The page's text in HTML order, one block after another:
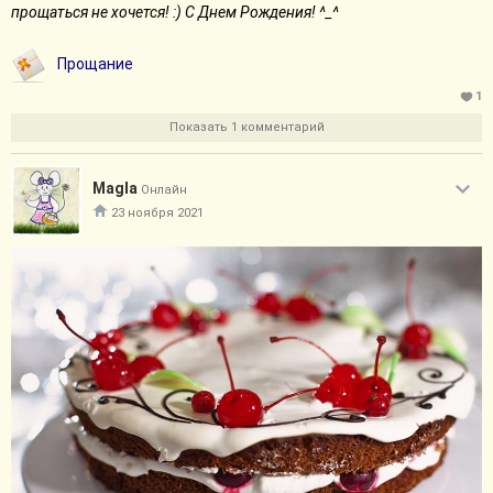
наконец сдала экзамен по вождению!! Очень хорошо сдала,
дороге" ^^ Спасибо всем, кто поддерживал!
прощаться не хочется! :) С Днем Рождения! ^_^
Прощание
1
Показать 1 комментарий
Magla Онлайн
23 ноября 2021